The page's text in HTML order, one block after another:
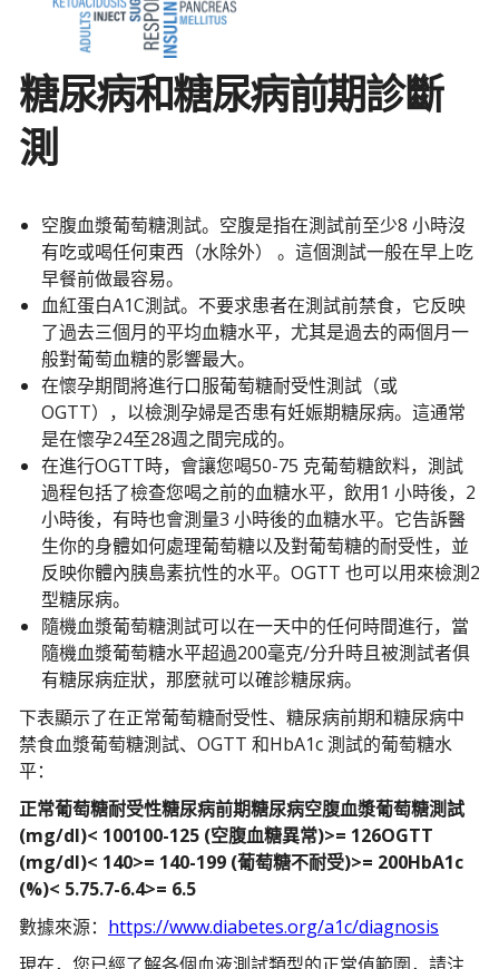
糖尿病和糖尿病前期診斷
測
空腹血漿葡萄糖測試。空腹是指在測試前至少8 小時沒
有吃或喝任何東西（水除外） 。這個測試一般在早上吃
早餐前做最容易。
血紅蛋白A1C測試。不要求患者在測試前禁食，它反映
了過去三個月的平均血糖水平，尤其是過去的兩個月一
般對葡萄血糖的影響最大。
在懷孕期間將進行口服葡萄糖耐受性測試（或
OGTT），以檢測孕婦是否患有妊娠期糖尿病。這通常
是在懷孕24至28週之間完成的。
在進行OGTT時，會讓您喝50-75 克葡萄糖飲料，測試
過程包括了檢查您喝之前的血糖水平，飲用1 小時後，2
小時後，有時也會測量3 小時後的血糖水平。它告訴醫
生你的身體如何處理葡萄糖以及對葡萄糖的耐受性，並
反映你體內胰島素抗性的水平。OGTT 也可以用來檢測2
型糖尿病。
隨機血漿葡萄糖測試可以在一天中的任何時間進行，當
隨機血漿葡萄糖水平超過200毫克/分升時且被測試者俱
有糖尿病症狀，那麼就可以確診糖尿病。
下表顯示了在正常葡萄糖耐受性、糖尿病前期和糖尿病中
禁食血漿葡萄糖測試、OGTT 和HbA1c 測試的葡萄糖水
平：
正常葡萄糖耐受性糖尿病前期糖尿病空腹血漿葡萄糖測試
(mg/dl)< 100100-125 (空腹血糖異常)>= 126OGTT
(mg/dl)< 140>= 140-199 (葡萄糖不耐受)>= 200HbA1c
(%)< 5.75.7-6.4>= 6.5
數據來源： https://www.diabetes.org/a1c/diagnosis